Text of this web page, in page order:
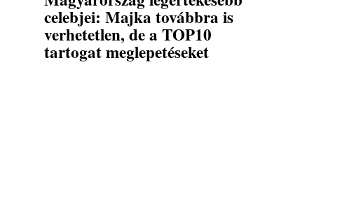
celebjei: Majka továbbra is
verhetetlen, de a TOP10
tartogat meglepetéseket